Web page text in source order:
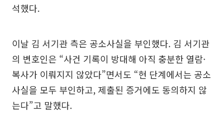
석했다.
이날 김 서기관 측은 공소사실을 부인했다. 김 서기관
의 변호인은 “사건 기록이 방대해 아직 충분한 열람·
복사가 이뤄지지 않았다”면서도 “현 단계에서는 공소
사실을 모두 부인하고, 제출된 증거에도 동의하지 않
는다”고 말했다.